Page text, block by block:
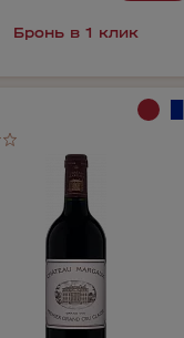
Бронь в 1 клик